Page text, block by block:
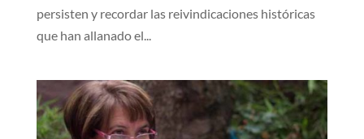
persisten y recordar las reivindicaciones históricas
que han allanado el...